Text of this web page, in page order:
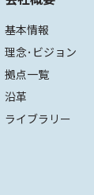
基本情報
理念･ビジョン
拠点一覧
沿革
ライブラリー